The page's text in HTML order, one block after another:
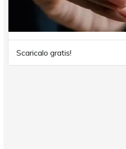
Scaricalo gratis!